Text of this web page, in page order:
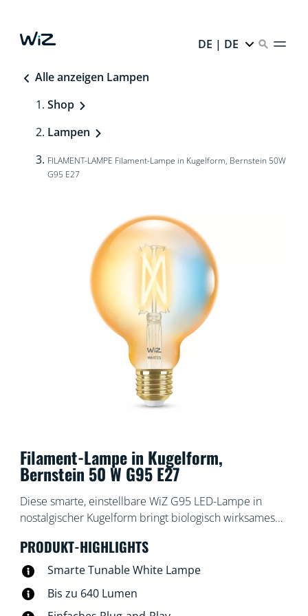
DE | DE
Alle anzeigen Lampen
Shop
Lampen
FILAMENT-LAMPE Filament-Lampe in Kugelform, Bernstein 50W
G95 E27
Filament-Lampe in Kugelform,
Bernstein 50 W G95 E27
Diese smarte, einstellbare WiZ G95 LED-Lampe in
nostalgischer Kugelform bringt biologisch wirksames
im klassischen Design eignet sich prima für dekorative
Leuchten. Wähle aus verschiedenen Farbtönen oder
passende Atmosphäre zu schaffen. Du kannst
PRODUKT-HIGHLIGHTS
Smarte Tunable White Lampe
Bis zu 640 Lumen